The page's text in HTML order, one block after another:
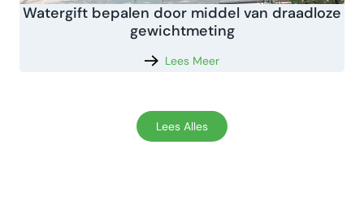
Watergift bepalen door middel van draadloze
gewichtmeting
Lees Meer
Lees Alles